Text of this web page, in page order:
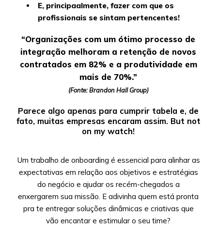
E, principaalmente, fazer com que os
profissionais se sintam pertencentes!
“Organizações com um ótimo processo de
integração melhoram a retenção de novos
contratados em 82% e a produtividade em
mais de 70%.”
(Fonte: Brandon Hall Group)
Parece algo apenas para cumprir tabela e, de
fato, muitas empresas encaram assim. But not
on my watch!
Um trabalho de onboarding é essencial para alinhar as
expectativas em relação aos objetivos e estratégias
do negócio e ajudar os recém-chegados a
enxergarem sua missão. E adivinha quem está pronta
pra te entregar soluções dinâmicas e criativas que
vão encantar e estimular o seu time?